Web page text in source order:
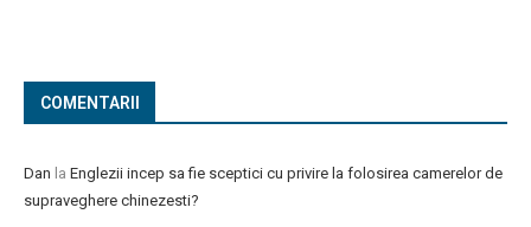
COMENTARII
Dan la Englezii incep sa fie sceptici cu privire la folosirea camerelor de
supraveghere chinezesti?